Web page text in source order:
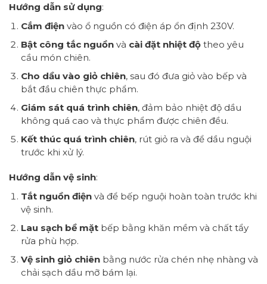
Hướng dẫn sử dụng:
Cắm điệnvào ổ nguồn có điện áp ổn định 230V.
Bật công tắc nguồnvà cài đặt nhiệt độtheo yêu
cầu món chiên.
Cho dầu vào giỏ chiên, sau đó đưa giỏ vào bếp và
bắt đầu chiên thực phẩm.
Giám sát quá trình chiên, đảm bảo nhiệt độ dầu
không quá cao và thực phẩm được chiên đều.
Kết thúc quá trình chiên, rút giỏ ra và để dầu nguội
trước khi xử lý.
Hướng dẫn vệ sinh:
Tắt nguồn điệnvà để bếp nguội hoàn toàn trước khi
vệ sinh.
Lau sạch bề mặtbếp bằng khăn mềm và chất tẩy
rửa phù hợp.
Vệ sinh giỏ chiênbằng nước rửa chén nhẹ nhàng và
chải sạch dầu mỡ bám lại.